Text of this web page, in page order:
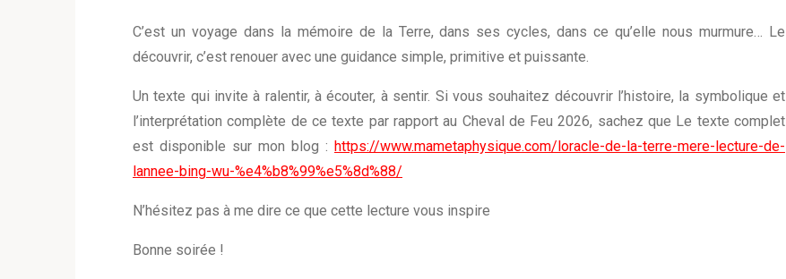
C’est un voyage dans la mémoire de la Terre, dans ses cycles, dans ce qu’elle nous murmure… Le
découvrir, c’est renouer avec une guidance simple, primitive et puissante.
Un texte qui invite à ralentir, à écouter, à sentir. Si vous souhaitez découvrir l’histoire, la symbolique et
l’interprétation complète de ce texte par rapport au Cheval de Feu 2026, sachez que Le texte complet
est disponible sur mon blog : https://www.mametaphysique.com/loracle-de-la-terre-mere-lecture-de-
lannee-bing-wu-%e4%b8%99%e5%8d%88/
N’hésitez pas à me dire ce que cette lecture vous inspire
Bonne soirée !